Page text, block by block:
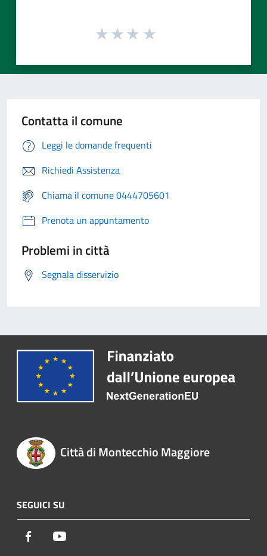
Contatta il comune
Leggi le domande frequenti
Richiedi Assistenza
Chiama il comune 0444705601
Prenota un appuntamento
Problemi in città
Segnala disservizio
Città di Montecchio Maggiore
SEGUICI SU
Facebook